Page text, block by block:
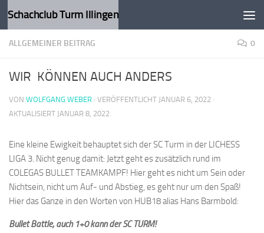
Zum Inhalt springen
Schachclub Turm Illingen
ALLGEMEINER BEITRAG 0
WIR KÖNNEN AUCH ANDERS
VON WOLFGANG WEBER · VERÖFFENTLICHT JANUAR 6, 2022 ·
AKTUALISIERT JANUAR 8, 2022
Eine kleine Ewigkeit behauptet sich der SC Turm in der LICHESS
LIGA 3. Nicht genug damit: Jetzt geht es zusätzlich rund im
COLEGAS BULLET TEAMKAMPF! Hier geht es nicht um Sein oder
Nichtsein, nicht um Auf- und Abstieg, es geht nur um den Spaß!
Hier das Ganze in den Worten von HUB18 alias Hans Barmbold:
Bullet Battle, auch 1+0 kann der SC TURM!